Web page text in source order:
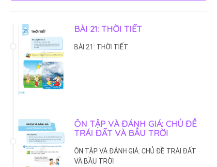
BÀI 21: THỜI TIẾT
BÀI 21: THỜI TIẾT
ÔN TẬP VÀ ĐÁNH GIÁ: CHỦ ĐỀ
TRÁI ĐẤT VÀ BẦU TRỜI
ÔN TẬP VÀ ĐÁNH GIÁ: CHỦ ĐỀ TRÁI ĐẤT
VÀ BẦU TRỜI